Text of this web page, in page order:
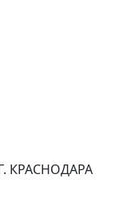
КРАСНОДАРА